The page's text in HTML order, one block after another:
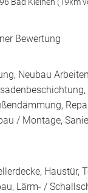
Bewertung
Neubau
/ Montage,
Haustür,
Lärm- /